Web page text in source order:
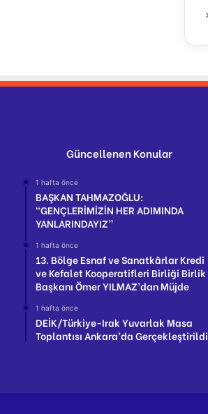
Güncellenen Konular
1 hafta önce
BAŞKAN TAHMAZOĞLU:
“GENÇLERİMİZİN HER ADIMINDA
YANLARINDAYIZ”
1 hafta önce
13. Bölge Esnaf ve Sanatkârlar Kredi
ve Kefalet Kooperatifleri Birliği Birlik
Başkanı Ömer YILMAZ’dan Müjde
1 hafta önce
DEİK/Türkiye-Irak Yuvarlak Masa
Toplantısı Ankara’da Gerçekleştirildi